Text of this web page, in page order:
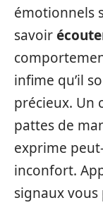
émotionnels
savoir
infime qu’il
précieux. Un
pattes de
exprime
inconfort.
signaux